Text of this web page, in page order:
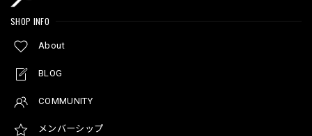
SHOP INFO
About
BLOG
COMMUNITY
メンバーシップ